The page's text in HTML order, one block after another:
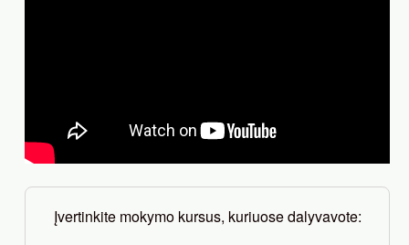
Įvertinkite mokymo kursus, kuriuose dalyvavote: